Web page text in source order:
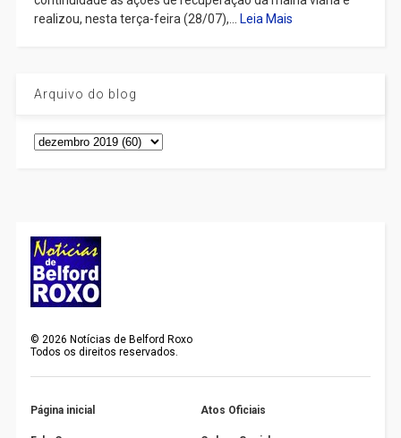
realizou, nesta terça-feira (28/07),... Leia Mais
Arquivo do blog
©2026 Notícias de Belford Roxo
Todos os direitos reservados.
Página inicial Atos Oficiais